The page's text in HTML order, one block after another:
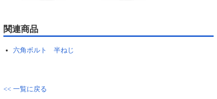
関連商品
六角ボルト 半ねじ
<< 一覧に戻る